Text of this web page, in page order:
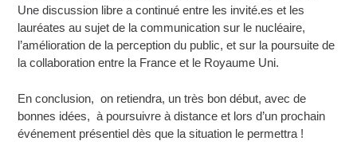
Une discussion libre a continué entre les invité.es et les
lauréates au sujet de la communication sur le nucléaire,
l’amélioration de la perception du public, et sur la poursuite de
la collaboration entre la France et le Royaume Uni.
En conclusion, on retiendra, un très bon début, avec de
bonnes idées, à poursuivre à distance et lors d’un prochain
événement présentiel dès que la situation le permettra !